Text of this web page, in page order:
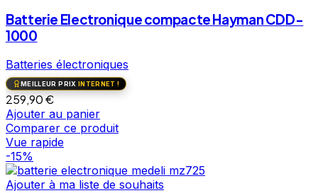
Batterie Electronique compacte Hayman CDD-
1000
Batteries électroniques
MEILLEUR PRIX INTERNET !
259,90€
Ajouter au panier
Comparer ce produit
Vue rapide
-15%
Ajouter à ma liste de souhaits